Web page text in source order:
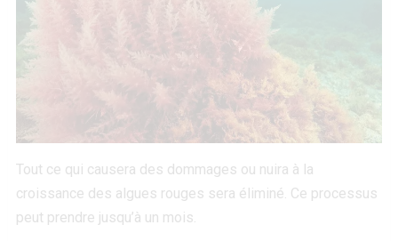
Tout ce qui causera des dommages ou nuira à la
croissance des algues rouges sera éliminé. Ce processus
peut prendre jusqu’à un mois.